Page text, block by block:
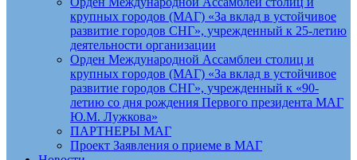
крупных городов (МАГ) «За вклад в устойчивое
развитие городов СНГ», учрежденный к 25-летию
деятельности организации
Орден Международной Ассамблеи столиц и
крупных городов (МАГ) «За вклад в устойчивое
развитие городов СНГ», учрежденный к «90-
летию со дня рождения Первого президента МАГ
Ю.М. Лужкова»
ПАРТНЕРЫ МАГ
Проект Заявления о приеме в МАГ